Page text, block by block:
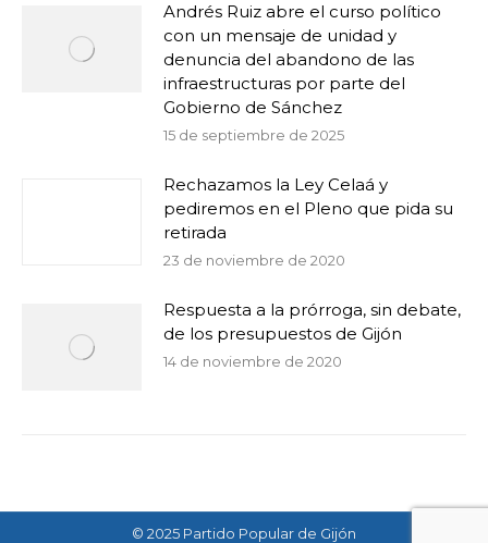
Andrés Ruiz abre el curso político
con un mensaje de unidad y
denuncia del abandono de las
infraestructuras por parte del
Gobierno de Sánchez
15 de septiembre de 2025
Rechazamos la Ley Celaá y
pediremos en el Pleno que pida su
retirada
23 de noviembre de 2020
Respuesta a la prórroga, sin debate,
de los presupuestos de Gijón
14 de noviembre de 2020
© 2025 Partido Popular de Gijón